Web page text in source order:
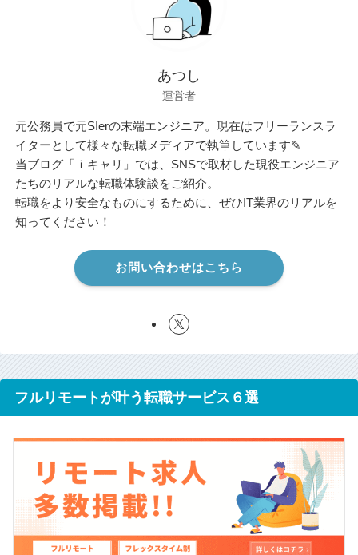
あつし
運営者
元公務員で元SIerの末端エンジニア。現在はフリーランスラ
イターとして様々な転職メディアで執筆しています✎
当ブログ「ｉキャリ」では、SNSで取材した現役エンジニア
たちのリアルな転職体験談をご紹介。
転職をより安全なものにするために、ぜひIT業界のリアルを
知ってください！
お問い合わせはこちら
フルリモートが叶う転職サービス６選